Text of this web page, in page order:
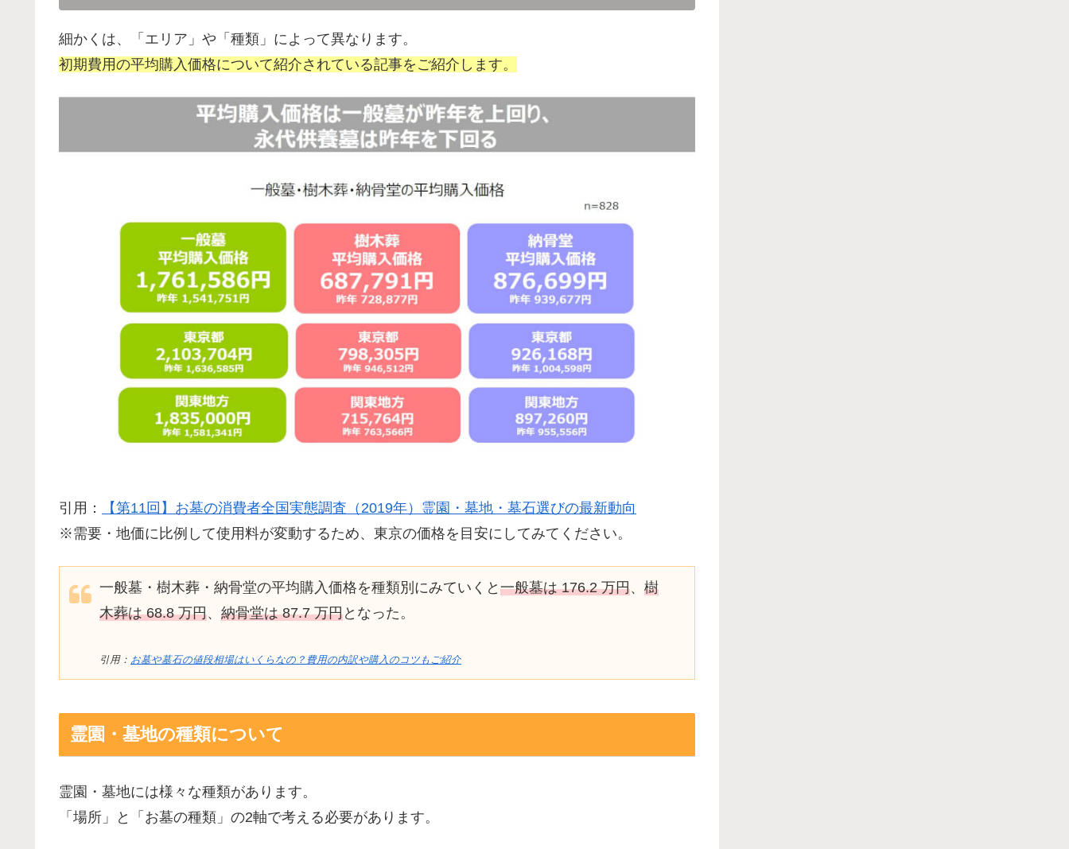
細かくは、「エリア」や「種類」によって異なります。
初期費用の平均購入価格について紹介されている記事をご紹介します。
引用：
【第11回】お墓の消費者全国実態調査（2019年）霊園・墓地・墓石選びの最新動向
※需要・地価に比例して使用料が変動するため、東京の価格を目安にしてみてください。
一般墓・樹木葬・納骨堂の平均購入価格を種類別にみていくと 一般墓は 176.2 万円、 樹
木葬は 68.8 万円、 納骨堂は 87.7 万円となった。
引用： お墓や墓石の値段相場はいくらなの？費用の内訳や購入のコツもご紹介
霊園・墓地の種類について
霊園・墓地には様々な種類があります。
「場所」と「お墓の種類」の2軸で考える必要があります。